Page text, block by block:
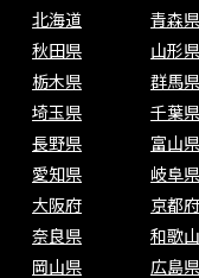
北海道 青森県
秋田県
山形県
栃木県
群馬県
埼玉県
千葉県
長野県
富山県
愛知県
岐阜県
大阪府
京都府
奈良県
和歌
岡山県
広島県